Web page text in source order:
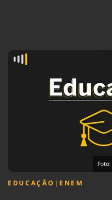
Agronegócios
Cultura
Economia
Educação
Infraestrutura
Internacional
EDUCAÇÃO | ENEM